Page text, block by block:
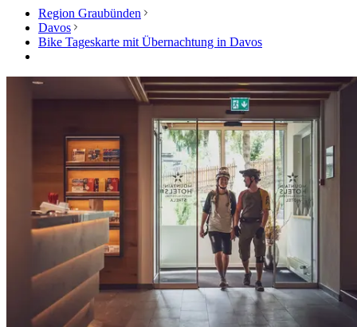
Region Graubünden
Davos
Bike Tageskarte mit Übernachtung in Davos